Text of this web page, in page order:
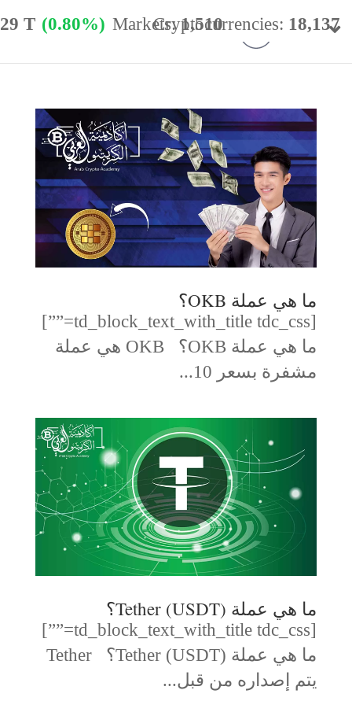
ما هي عملة OKB؟
[td_block_text_with_title tdc_css=””]
ما هي عملة OKB؟ OKB هي عملة
مشفرة بسعر 10...
ما هي عملة Tether (USDT)؟
[td_block_text_with_title tdc_css=””]
ما هي عملة Tether (USDT)؟ Tether
يتم إصداره من قبل...
Cryptocurrencies: 18,137
Markets:1,510
T (0.80%)